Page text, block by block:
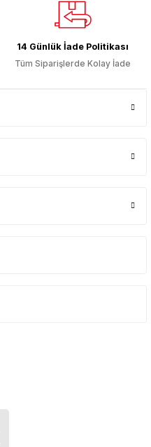
14 Günlük İade Politikası
Tüm Siparişlerde Kolay İade